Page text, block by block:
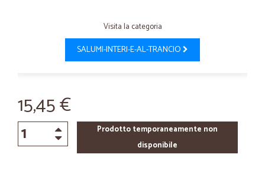
Visita la categoria
SALUMI-INTERI-E-AL-TRANCIO
15,45 €
Prodotto temporaneamente non
disponibile